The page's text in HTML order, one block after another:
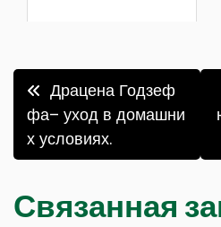
Навигация
по
записям
Драцена Годзеф
фа– уход в домашни
х условиях.
Связанная